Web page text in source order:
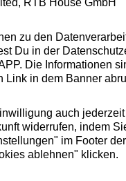
RTB House GmbH
zu den
Du in der
Die Informationen
Link in dem Banner
auch
widerrufen, indem
im Footer
ablehnen" klicken.